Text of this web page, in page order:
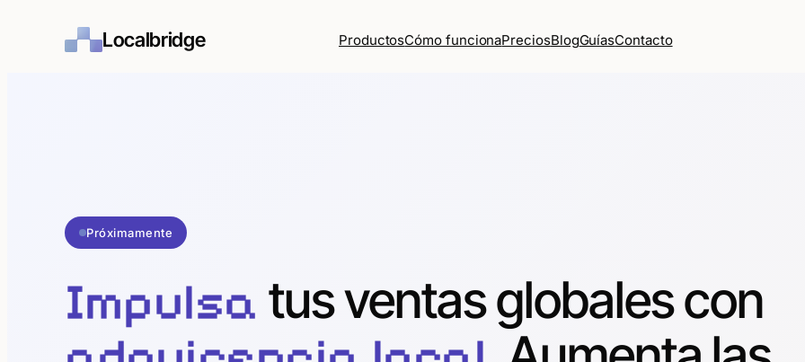
Localbridge ProductosCómo funcionaPreciosBlogGuíasContacto
Próximamente
Impulsa tus ventas globales con